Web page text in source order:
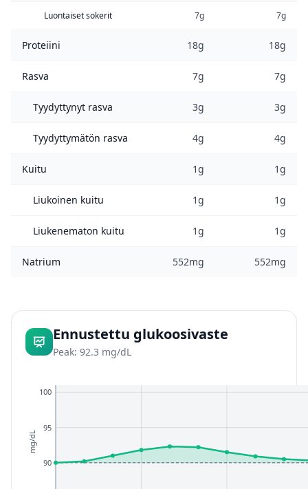
Luontaiset sokerit 7g 7g
Proteiini 18g 18g
Rasva 7g 7g
Tyydyttynyt rasva 3g 3g
Tyydyttymätön rasva 4g 4g
Kuitu 1g 1g
Liukoinen kuitu 1g 1g
Liukenematon kuitu 1g 1g
Natrium 552mg 552mg
Ennustettu glukoosivaste
Peak: 92.3 mg/dL
90
95
100
mg/dL